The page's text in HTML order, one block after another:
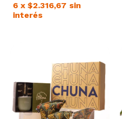
6 x $2.316,67 sin
interés